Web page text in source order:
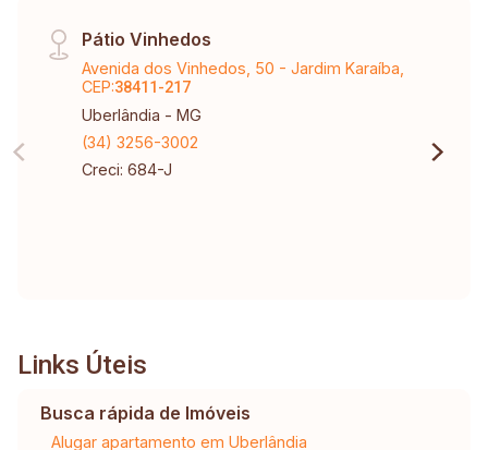
Pátio Vinhedos
Avenida dos Vinhedos, 50 - Jardim Karaíba,
CEP:38411-217
Uberlândia - MG
(34) 3256-3002
Creci: 684-J
Links Úteis
Busca rápida de Imóveis
Alugar apartamento em Uberlândia